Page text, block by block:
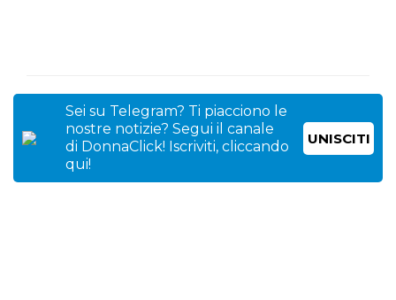
Sei su Telegram? Ti piacciono le
nostre notizie? Segui il canale
di DonnaClick! Iscriviti, cliccando
qui!
UNISCITI